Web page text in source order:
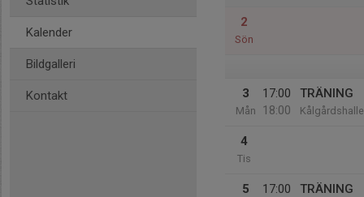
Kalender
Bildgalleri
Kontakt
2
Sön
3
Mån
17:00
18:00
TRÄNING
4
Tis
5
17:00
TRÄNING